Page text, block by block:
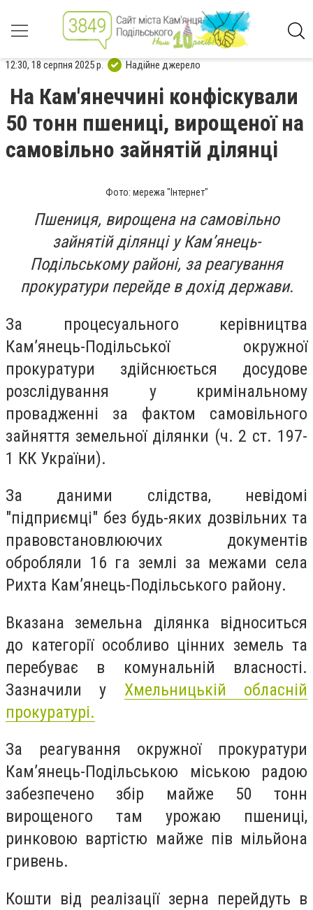
12:30, 18 серпня 2025 р. Надійне джерело
На Кам'янеччині конфіскували
50 тонн пшениці, вирощеної на
самовільно зайнятій ділянці
Фото: мережа "Інтернет"
Пшениця, вирощена на самовільно
зайнятій ділянці у Кам’янець-
Подільському районі, за реагування
прокуратури перейде в дохід держави.
За процесуального керівництва
Кам’янець-Подільської окружної
прокуратури здійснюється досудове
розслідування у кримінальному
провадженні за фактом самовільного
зайняття земельної ділянки (ч. 2 ст. 197-
1 КК України).
За даними слідства, невідомі
"підприємці" без будь-яких дозвільних та
правовстановлюючих документів
обробляли 16 га землі за межами села
Рихта Кам’янець-Подільського району.
Вказана земельна ділянка відноситься
до категорії особливо цінних земель та
перебуває в комунальній власності.
Зазначили у Хмельницькій обласній
прокуратурі.
За реагування окружної прокуратури
Кам’янець-Подільською міською радою
забезпечено збір майже 50 тонн
вирощеного там урожаю пшениці,
ринковою вартістю майже пів мільйона
гривень.
Кошти від реалізації зерна перейдуть в